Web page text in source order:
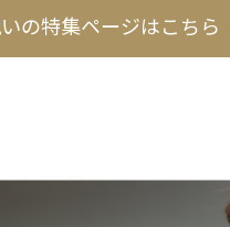
の特集ページはこちら